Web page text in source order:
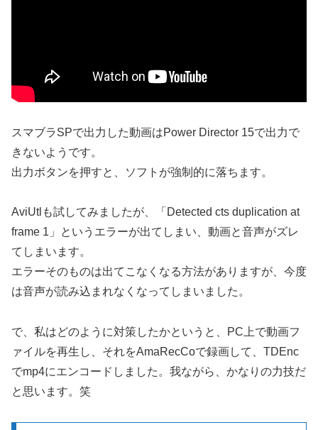
スマブラSPで出力した動画はPower Director 15で出力で
きないようです。
出力ボタンを押すと、ソフトが強制的に落ちます。
AviUtlも試してみましたが、「Detected cts duplication at
frame 1」というエラーが出てしまい、動画と音声がズレ
てしまいます。
エラーそのものは出てこなくなる方法がありますが、今度
は音声が読み込まれなくなってしまいました。
で、私はどのように対策したかというと、PC上で動画フ
ァイルを再生し、それをAmaRecCoで録画して、TDEnc
でmp4にエンコードしました。我ながら、かなりの力技だ
と思います。笑